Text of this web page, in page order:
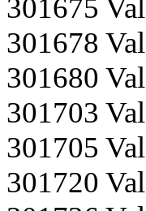
301675
301678
301680
301703
301705
301720